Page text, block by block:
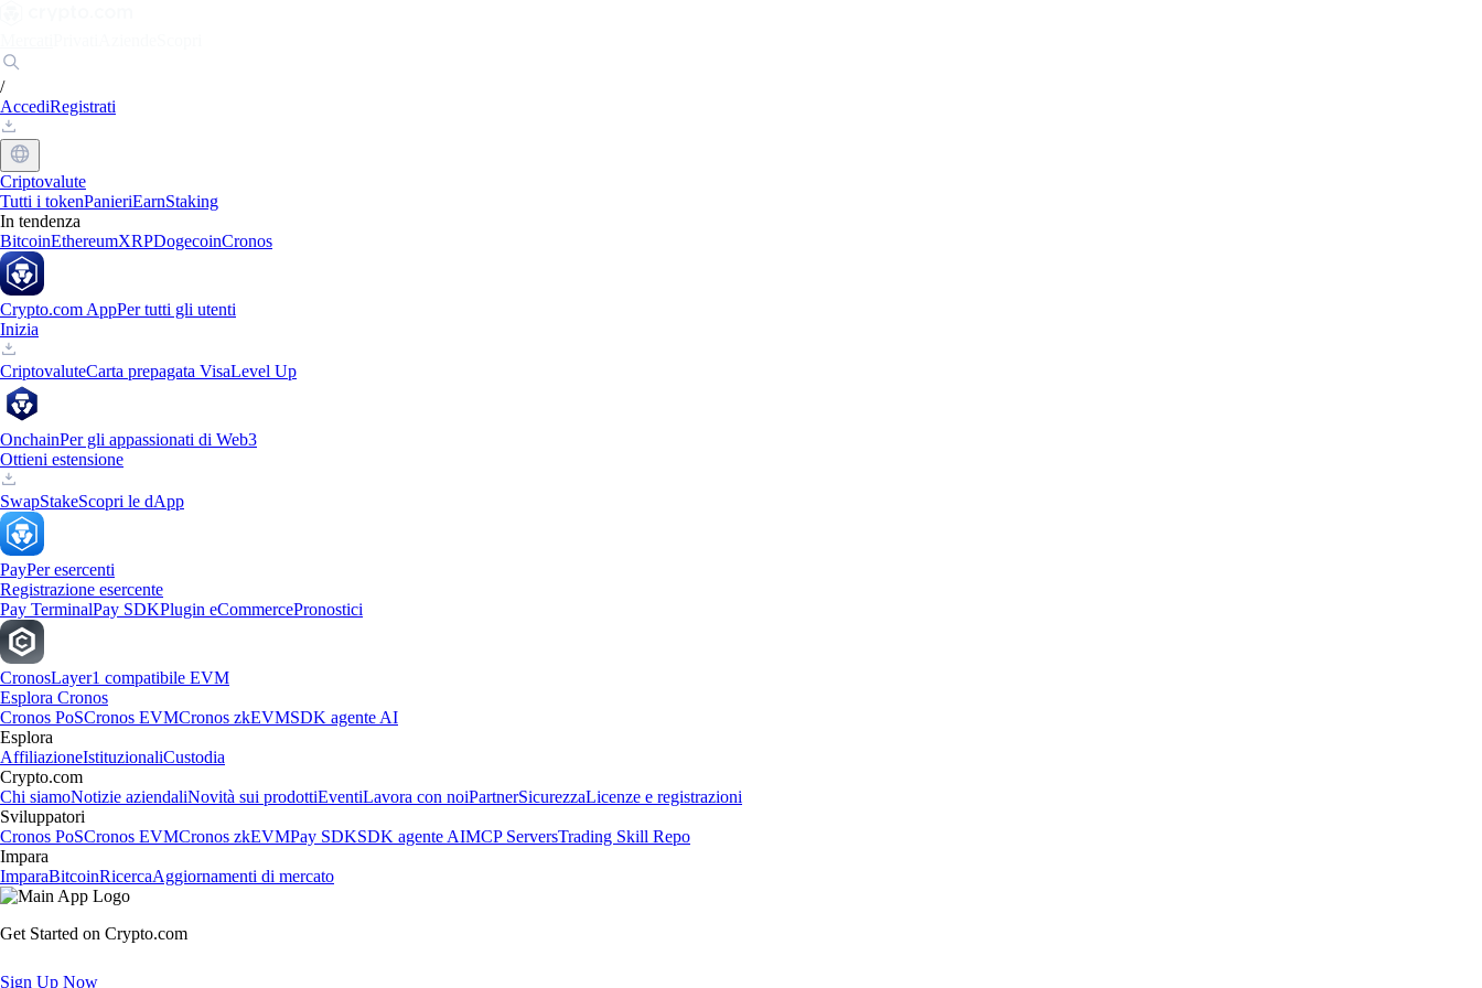
/
AccediRegistrati
Criptovalute
Tutti i tokenPanieriEarnStaking
In tendenza
BitcoinEthereumXRPDogecoinCronos
Crypto.com AppPer tutti gli utenti
Inizia
CriptovaluteCarta prepagata VisaLevel Up
OnchainPer gli appassionati di Web3
Ottieni estensione
SwapStakeScopri le dApp
PayPer esercenti
Registrazione esercente
Pay TerminalPay SDKPlugin eCommercePronostici
CronosLayer1 compatibile EVM
Esplora Cronos
Cronos PoSCronos EVMCronos zkEVMSDK agente AI
Esplora
AffiliazioneIstituzionaliCustodia
Crypto.com
Chi siamoNotizie aziendaliNovità sui prodottiEventiLavora con noiPartnerSicurezzaLicenze e registrazioni
Sviluppatori
Cronos PoSCronos EVMCronos zkEVMPay SDKSDK agente AIMCP ServersTrading Skill Repo
Impara
ImparaBitcoinRicercaAggiornamenti di mercato
Get Started on Crypto.com
Sign Up Now